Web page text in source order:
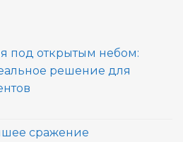
под открытым небом:
решение для
сражение